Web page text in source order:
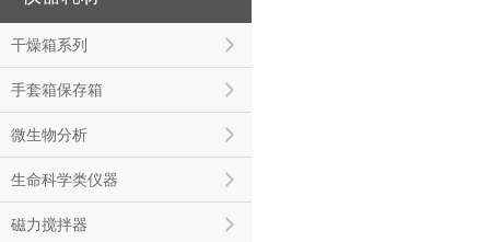
干燥箱系列
手套箱保存箱
微生物分析
生命科学类仪器
磁力搅拌器